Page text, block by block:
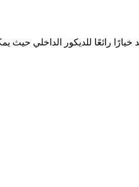
خيارًا رائعًا للديكور الداخلي